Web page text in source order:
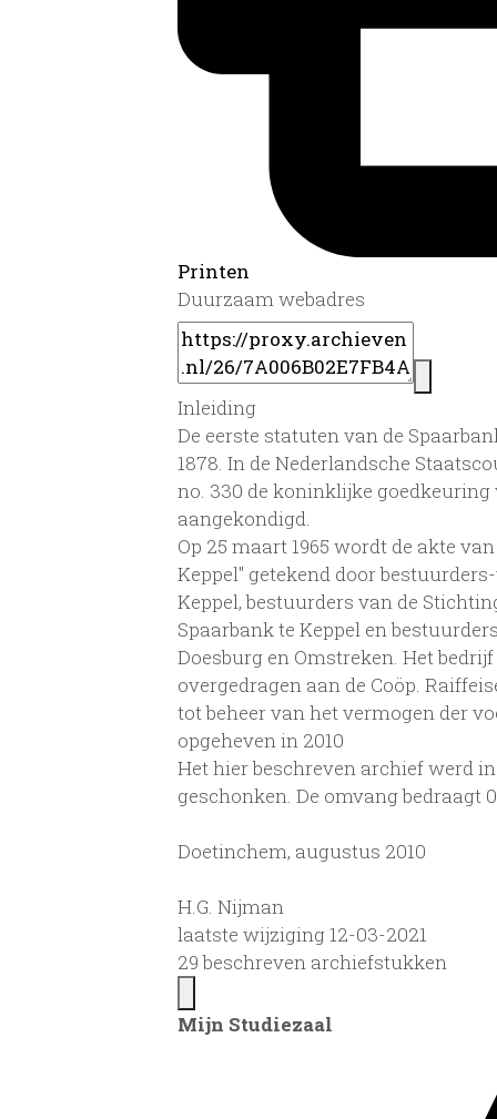
Printen
Duurzaam webadres
Inleiding
De eerste statuten van de
1878. In de Nederlandsche
no. 330 de koninklijke goedkeuring
aangekondigd.
Op 25 maart 1965 wordt de akte
Keppel" getekend door
Keppel, bestuurders van de
Spaarbank te Keppel en
Doesburg en Omstreken. Het
overgedragen aan de Coöp.
tot beheer van het vermogen der
opgeheven in 2010
Het hier beschreven archief werd
geschonken. De omvang bedraagt
Doetinchem, augustus 2010
H.G. Nijman
laatste wijziging 12-03-2021
29 beschreven archiefstukken
Mijn Studiezaal